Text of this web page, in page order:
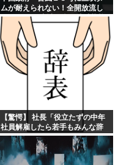
ムが耐えられない！全開放流し
ろ！」⇒ 下流域の街が壊滅状態
ｗｗｗｗｗ
【驚愕】 社長「役立たずの中年
社員解雇したら若手もみんな辞
めてしまった…」